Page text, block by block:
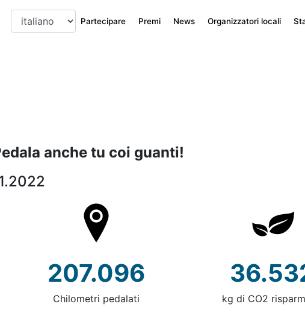
Partecipare Premi News Organizzatori locali
anche tu coi guanti!
207.096
Chilometri pedalati
kg di CO2